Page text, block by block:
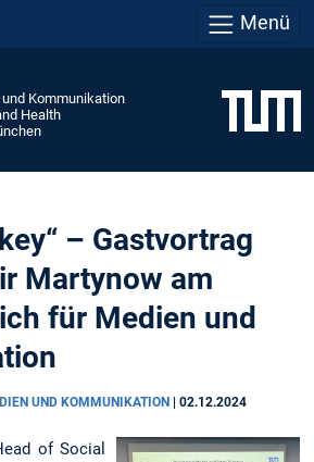
Menü
Kommunikation
Health
– Gastvortrag
Martynow am
für Medien und
UND KOMMUNIKATION 02.12.2024
of Social